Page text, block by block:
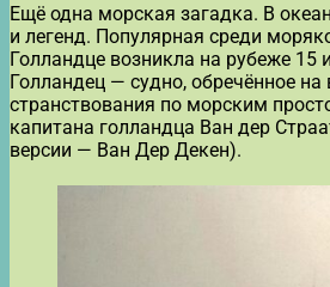
Ещё одна морская загадка. В
и легенд. Популярная среди
Голландце возникла на рубеже 15
Голландец — судно, обречённое на
странствования по морским
капитана голландца Ван дер
версии — Ван Дер Декен).